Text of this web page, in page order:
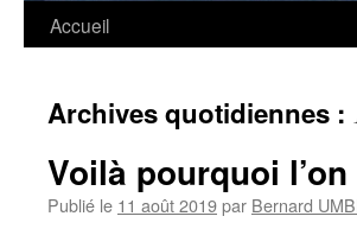
Accueil
Archives quotidiennes :
Voilà pourquoi
Publié le 11 août 2019par Bernard